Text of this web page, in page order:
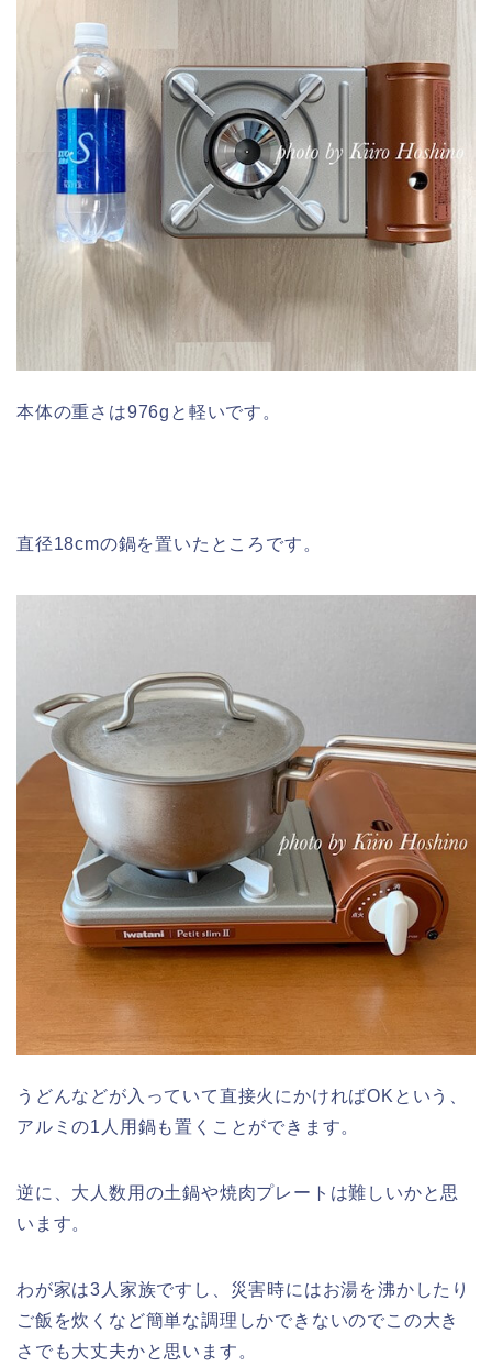
本体の重さは976gと軽いです。
直径18cmの鍋を置いたところです。
うどんなどが入っていて直接火にかければOKという、
アルミの1人用鍋も置くことができます。
逆に、大人数用の土鍋や焼肉プレートは難しいかと思
います。
わが家は3人家族ですし、災害時にはお湯を沸かしたり
ご飯を炊くなど簡単な調理しかできないのでこの大き
さでも大丈夫かと思います。